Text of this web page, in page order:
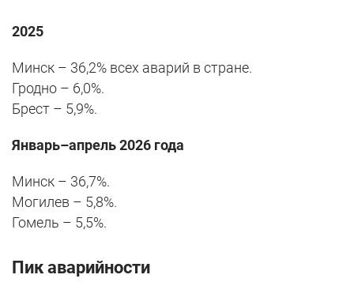
2025
Минск – 36,2% всех аварий в стране.
Гродно – 6,0%.
Брест – 5,9%.
Январь–апрель 2026 года
Минск – 36,7%.
Могилев – 5,8%.
Гомель – 5,5%.
Пик аварийности